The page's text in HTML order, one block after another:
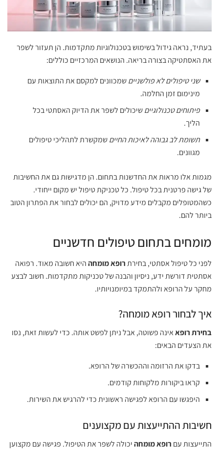
בעתיד, נראה גידול בשימוש בטכנולוגיות מתקדמות. הן תעזור לשפר
את האסתטיקה בצורה בריאה. הנושאים המרכזיים כוללים:
שני טיפולים לא פולשנייםשמכוונים למקסם את התוצאות עם
מינימום זמן החלמה.
פיתוחים טכנולוגייםשיכולים לשפר את הדיוק האסתטי בכל
הליך.
תשומת לב גבוהה לאיכות החייםשמקשרת לתהליכי טיפולים
מגוונים.
מגמות אלו מראות את החדשנות בתחום. הן מדגישות גם את החשיבות
של גישה פרטנית בכל טיפול. כל טכניקת טיפול יש מקום ייחודי.
כשהמטופלים מקבלים מידע מדויק, הם יכולים לבחור את הפתרון הטוב
ביותר להם.
מומחים בתחום טיפולים חדשניים
לפני כל טיפול אסתטי, בחירתרופא מומחההיא חשובה מאוד. רפואה
אסתטית דורשת ידע, ניסיון והבנה של טכניקות מתקדמות. חשוב לבצע
מחקר על הרופא ולהתמקד במיומנויותיו.
איך לבחור רופא מומחה?
בחירת רופאאינה פשוטה, אבל ניתן לפשט אותה. כדי לעשות זאת, נסו
את הצעדים הבאים:
בדקו את הרזומה וההכשרה של הרופא.
קראו ביקורות מלקוחות קודמים.
היפגשו עם הרופא לפגישה ראשונית כדי להרגיש את השירות.
חשיבות ההתייעצות עם מקצוענים
התייעצות עם רופא מומחהיכולה לשפר את הטיפול. פגישה עם מקצוען